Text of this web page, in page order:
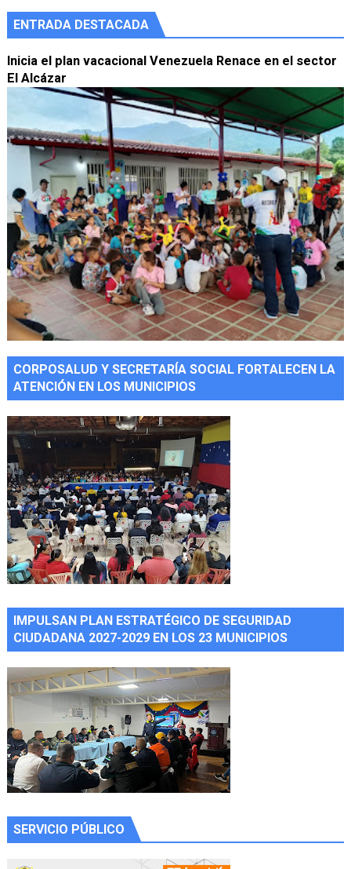
ENTRADA DESTACADA
Inicia el plan vacacional Venezuela Renace en el sector
El Alcázar
CORPOSALUD Y SECRETARÍA SOCIAL FORTALECEN LA
ATENCIÓN EN LOS MUNICIPIOS
IMPULSAN PLAN ESTRATÉGICO DE SEGURIDAD
CIUDADANA 2027-2029 EN LOS 23 MUNICIPIOS
SERVICIO PÚBLICO